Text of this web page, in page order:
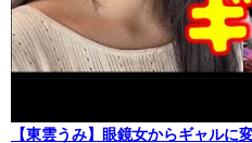
【東雲うみ】眼鏡女からギャルに